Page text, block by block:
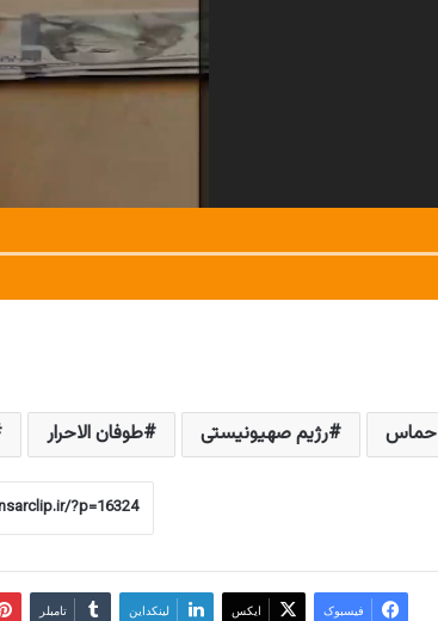
حماس رژیم صهیونیستی طوفان الاحرار
فیسبوک ایکس لینکداین تامبلر